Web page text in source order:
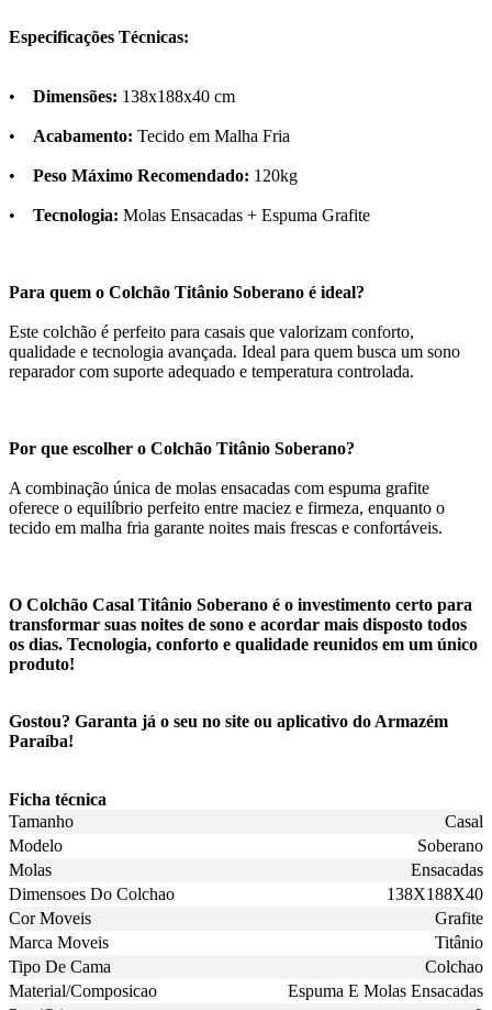
Especificações Técnicas:
• Dimensões: 138x188x40 cm
• Acabamento: Tecido em Malha Fria
• Peso Máximo Recomendado: 120kg
• Tecnologia: Molas Ensacadas + Espuma Grafite
Para quem o Colchão Titânio Soberano é ideal?
Este colchão é perfeito para casais que valorizam conforto,
qualidade e tecnologia avançada. Ideal para quem busca um sono
reparador com suporte adequado e temperatura controlada.
Por que escolher o Colchão Titânio Soberano?
A combinação única de molas ensacadas com espuma grafite
oferece o equilíbrio perfeito entre maciez e firmeza, enquanto o
tecido em malha fria garante noites mais frescas e confortáveis.
O Colchão Casal Titânio Soberano é o investimento certo para
transformar suas noites de sono e acordar mais disposto todos
os dias. Tecnologia, conforto e qualidade reunidos em um único
produto!
Gostou? Garanta já o seu no site ou aplicativo do Armazém
Paraíba!
Ficha técnica
Tamanho
Casal
Modelo
Soberano
Molas
Ensacadas
Dimensoes Do Colchao
138X188X40
Cor Moveis
Grafite
Marca Moveis
Titânio
Tipo De Cama
Colchao
Material/Composicao
Espuma E Molas Ensacadas